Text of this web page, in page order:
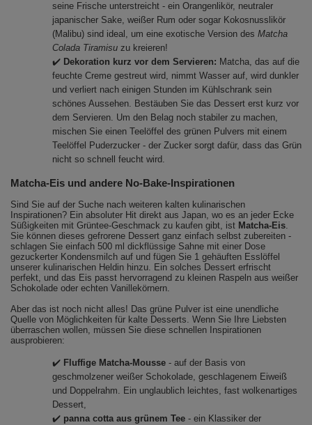
seine Frische unterstreicht - ein Orangenlikör, neutraler
japanischer Sake, weißer Rum oder sogar Kokosnusslikör
(Malibu) sind ideal, um eine exotische Version des Matcha
Colada Tiramisu zu kreieren!
✔️ Dekoration kurz vor dem Servieren: Matcha, das auf die
feuchte Creme gestreut wird, nimmt Wasser auf, wird dunkler
und verliert nach einigen Stunden im Kühlschrank sein
schönes Aussehen. Bestäuben Sie das Dessert erst kurz vor
dem Servieren. Um den Belag noch stabiler zu machen,
mischen Sie einen Teelöffel des grünen Pulvers mit einem
Teelöffel Puderzucker - der Zucker sorgt dafür, dass das Grün
nicht so schnell feucht wird.
Matcha-Eis und andere No-Bake-Inspirationen
Sind Sie auf der Suche nach weiteren kalten kulinarischen
Inspirationen? Ein absoluter Hit direkt aus Japan, wo es an jeder Ecke
Süßigkeiten mit Grüntee-Geschmack zu kaufen gibt, ist Matcha-Eis.
Sie können dieses gefrorene Dessert ganz einfach selbst zubereiten -
schlagen Sie einfach 500 ml dickflüssige Sahne mit einer Dose
gezuckerter Kondensmilch auf und fügen Sie 1 gehäuften Esslöffel
unserer kulinarischen Heldin hinzu. Ein solches Dessert erfrischt
perfekt, und das Eis passt hervorragend zu kleinen Raspeln aus weißer
Schokolade oder echten Vanillekörnern.
Aber das ist noch nicht alles! Das grüne Pulver ist eine unendliche
Quelle von Möglichkeiten für kalte Desserts. Wenn Sie Ihre Liebsten
überraschen wollen, müssen Sie diese schnellen Inspirationen
ausprobieren:
✔️ Fluffige Matcha-Mousse - auf der Basis von
geschmolzener weißer Schokolade, geschlagenem Eiweiß
und Doppelrahm. Ein unglaublich leichtes, fast wolkenartiges
Dessert,
✔️ panna cotta aus grünem Tee - ein Klassiker der